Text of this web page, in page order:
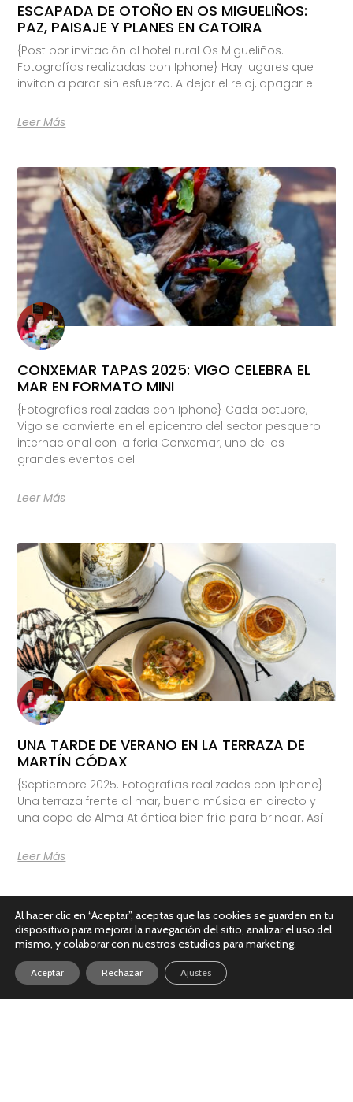
ESCAPADA DE OTOÑO EN OS MIGUELIÑOS:
PAZ, PAISAJE Y PLANES EN CATOIRA
{Post por invitación al hotel rural Os Migueliños.
Fotografías realizadas con Iphone} Hay lugares que
invitan a parar sin esfuerzo. A dejar el reloj, apagar el
Leer Más
CONXEMAR TAPAS 2025: VIGO CELEBRA EL
MAR EN FORMATO MINI
{Fotografías realizadas con Iphone} Cada octubre,
Vigo se convierte en el epicentro del sector pesquero
internacional con la feria Conxemar, uno de los
grandes eventos del
Leer Más
UNA TARDE DE VERANO EN LA TERRAZA DE
MARTÍN CÓDAX
{Septiembre 2025. Fotografías realizadas con Iphone}
Una terraza frente al mar, buena música en directo y
una copa de Alma Atlántica bien fría para brindar. Así
Leer Más
Al hacer clic en “Aceptar”, aceptas que las cookies se guarden en tu
dispositivo para mejorar la navegación del sitio, analizar el uso del
mismo, y colaborar con nuestros estudios para marketing.
Aceptar Rechazar Ajustes